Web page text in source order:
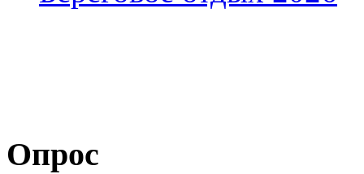
Опрос